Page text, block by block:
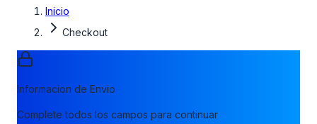
Inicio
Checkout
Informacion de Envio
Complete todos los campos para continuar